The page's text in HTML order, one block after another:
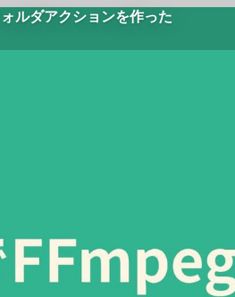
ルダアクションを作った